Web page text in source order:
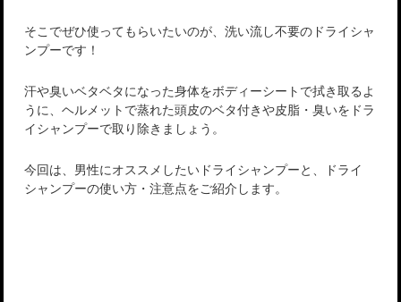
そこでぜひ使ってもらいたいのが、洗い流し不要のドライシャ
ンプーです！
汗や臭いベタベタになった身体をボディーシートで拭き取るよ
うに、ヘルメットで蒸れた頭皮のベタ付きや皮脂・臭いをドラ
イシャンプーで取り除きましょう。
今回は、男性にオススメしたいドライシャンプーと、ドライ
シャンプーの使い方・注意点をご紹介します。